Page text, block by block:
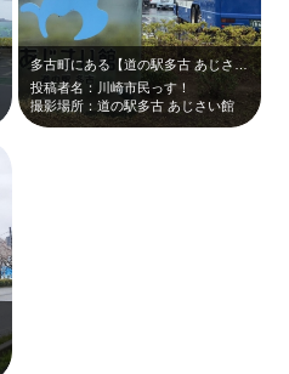
多古町にある【道の駅多古 あじさい館】へ行ってみました。 春の桜満開の季…
投稿者名：川崎市民っす！
撮影場所：道の駅多古 あじさい館